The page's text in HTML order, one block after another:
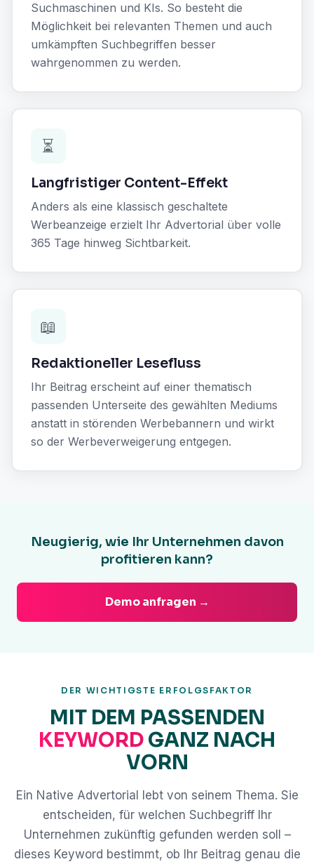
Suchmaschinen und KIs. So besteht die
Möglichkeit bei relevanten Themen und auch
umkämpften Suchbegriffen besser
wahrgenommen zu werden.
⏳
Langfristiger Content-Effekt
Anders als eine klassisch geschaltete
Werbeanzeige erzielt Ihr Advertorial über volle
365 Tage hinweg Sichtbarkeit.
📖
Redaktioneller Lesefluss
Ihr Beitrag erscheint auf einer thematisch
passenden Unterseite des gewählten Mediums
anstatt in störenden Werbebannern und wirkt
so der Werbeverweigerung entgegen.
Neugierig, wie Ihr Unternehmen davon
profitieren kann?
Demo anfragen →
DER WICHTIGSTE ERFOLGSFAKTOR
MIT DEM PASSENDEN
KEYWORD GANZ NACH
VORN
Ein Native Advertorial lebt von seinem Thema. Sie
entscheiden, für welchen Suchbegriff Ihr
Unternehmen zukünftig gefunden werden soll –
dieses Keyword bestimmt, ob Ihr Beitrag genau die